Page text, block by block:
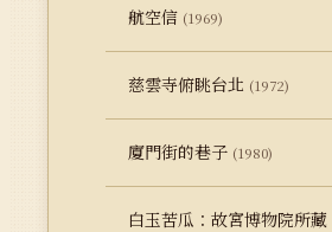
航空信 (1969)
慈雲寺俯眺台北 (1972)
廈門街的巷子 (1980)
白玉苦瓜：故宮博物院所藏